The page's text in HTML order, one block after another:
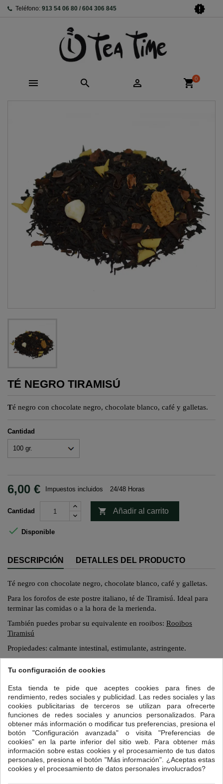
Teléfono: 913 54 06 80 / 604 306 845 new_releases
   shopping_cart0
TÉ NEGRO TIRAMISÚ
Té negro con chocolate negro, chocolate blanco, café y galletas.
Cantidad
6,00 € Impuestos incluidos 24/48 Horas
Cantidad  Añadir al carrito
 Disponible
DESCRIPCIÓN DETALLES DEL PRODUCTO
Té negro con chocolate negro, chocolate blanco, café y galletas.
Para los forofos de este postre italiano, té de Tiramisú. Ideal para
terminar las comidas o a la hora de la merienda.
También puedes probar su equivalente en rooibos: Rooibos
Tiramisú
Propiedades: calmante intestinal, estimulante, astringente.
Temperatura del agua: 90ºC-95ºC.
Tiempo de infusión: 3-5 minutos.
16 OTROS PRODUCTOS EN LA MISMA CATEGORÍA:
>
<
Tu configuración de cookies
Esta tienda te pide que aceptes cookies para fines de
rendimiento, redes sociales y publicidad. Las redes sociales y las
cookies publicitarias de terceros se utilizan para ofrecerte
funciones de redes sociales y anuncios personalizados. Para
obtener más información o modificar tus preferencias, presiona el
botón "Configuración avanzada" o visita "Preferencias de
cookies" en la parte inferior del sitio web. Para obtener más
información sobre estas cookies y el procesamiento de tus datos
personales, presiona el botón "Más información". ¿Aceptas estas
cookies y el procesamiento de datos personales involucrados?